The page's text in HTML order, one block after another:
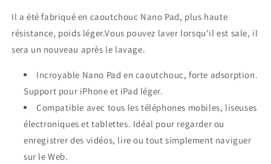
Il a été fabriqué en caoutchouc Nano Pad, plus haute
résistance, poids léger.Vous pouvez laver lorsqu'il est sale, il
sera un nouveau après le lavage.
Incroyable Nano Pad en caoutchouc, forte adsorption.
Support pour iPhone et iPad léger.
Compatible avec tous les téléphones mobiles, liseuses
électroniques et tablettes. Idéal pour regarder ou
enregistrer des vidéos, lire ou tout simplement naviguer
sur le Web.